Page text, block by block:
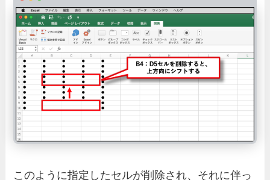
このように指定したセルが削除され、それに伴っ